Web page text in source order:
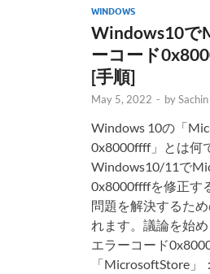
WINDOWS
Windows10で
ーコード
[手順]
May 5, 2022 - by
Windows 10の「
0x8000ffff」とは何
Windows10/11で
0x8000ffffを修正す
問題を解決するた
れます。議論を始
エラーコード
「MicrosoftStore